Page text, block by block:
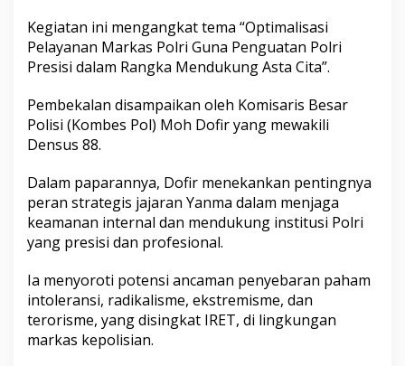
l
s
m
d
i
L
g
k
u
g
n
M
a
k
Kegiatan ini mengangkat tema “Optimalisasi
Pelayanan Markas Polri Guna Penguatan Polri
Presisi dalam Rangka Mendukung Asta Cita”.
Pembekalan disampaikan oleh Komisaris Besar
Polisi (Kombes Pol) Moh Dofir yang mewakili
Densus 88.
Dalam paparannya, Dofir menekankan pentingnya
peran strategis jajaran Yanma dalam menjaga
keamanan internal dan mendukung institusi Polri
yang presisi dan profesional.
Ia menyoroti potensi ancaman penyebaran paham
intoleransi, radikalisme, ekstremisme, dan
terorisme, yang disingkat IRET, di lingkungan
markas kepolisian.